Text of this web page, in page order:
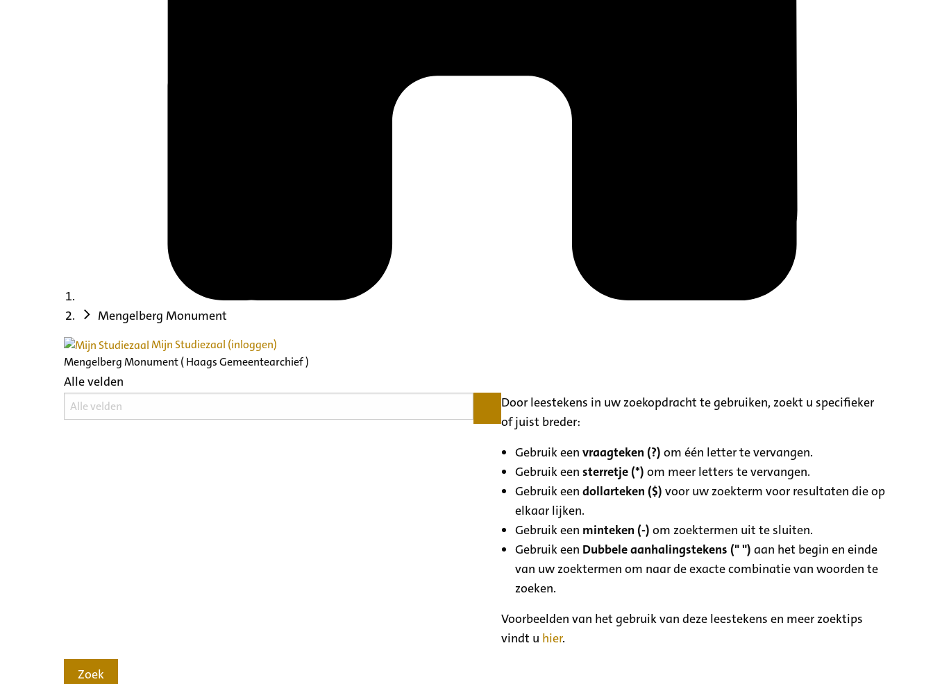
Mengelberg Monument
Mijn Studiezaal (inloggen)
Mengelberg Monument ( Haags Gemeentearchief )
Alle velden
Door leestekens in uw zoekopdracht te gebruiken, zoekt u specifieker
of juist breder:
Gebruik eenvraagteken (?) om één letter te vervangen.
Gebruik eensterretje (*) om meer letters te vervangen.
Gebruik eendollarteken ($) voor uw zoekterm voor resultaten die op
elkaar lijken.
Gebruik een minteken (-) om zoektermen uit te sluiten.
Gebruik een Dubbele aanhalingstekens (" ") aan het begin en einde
van uw zoektermen om naar de exacte combinatie van woorden te
zoeken.
Voorbeelden van het gebruik van deze leestekens en meer zoektips
vindt u hier.
Zoek